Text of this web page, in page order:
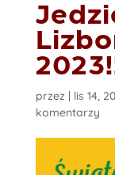
przez lis 14,
komentarzy